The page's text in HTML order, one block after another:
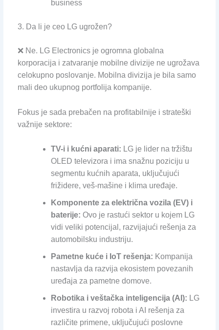
business
3. Da li je ceo LG ugrožen?
❌ Ne. LG Electronics je ogromna globalna
korporacija i zatvaranje mobilne divizije ne ugrožava
celokupno poslovanje. Mobilna divizija je bila samo
mali deo ukupnog portfolija kompanije.
Fokus je sada prebačen na profitabilnije i strateški
važnije sektore:
TV-i i kućni aparati: LG je lider na tržištu
OLED televizora i ima snažnu poziciju u
segmentu kućnih aparata, uključujući
frižidere, veš-mašine i klima uređaje.
Komponente za električna vozila (EV) i
baterije: Ovo je rastući sektor u kojem LG
vidi veliki potencijal, razvijajući rešenja za
automobilsku industriju.
Pametne kuće i IoT rešenja: Kompanija
nastavlja da razvija ekosistem povezanih
uređaja za pametne domove.
Robotika i veštačka inteligencija (AI): LG
investira u razvoj robota i AI rešenja za
različite primene, uključujući poslovne